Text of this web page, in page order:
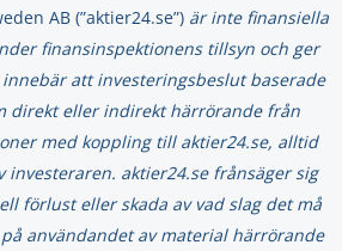
AB (”aktier24.se”) är inte finansiella
finansinspektionens tillsyn och ger
att investeringsbeslut baserade
direkt eller indirekt härrörande från
med koppling till aktier24.se, alltid
investeraren. aktier24.se frånsäger sig
förlust eller skada av vad slag det må
användandet av material härrörande